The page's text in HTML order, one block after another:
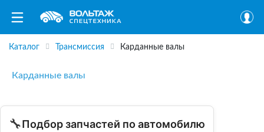
Каталог Трансмиссия Карданные валы
Карданные валы
🔧Подбор запчастей по автомобилю